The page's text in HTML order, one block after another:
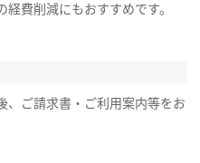
経費削減にもおすすめです。
、ご請求書・ご利用案内等をお